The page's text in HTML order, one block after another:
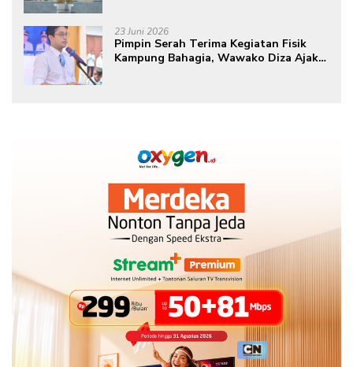
23 Juni 2026
Pimpin Serah Terima Kegiatan Fisik
Kampung Bahagia, Wawako Diza Ajak